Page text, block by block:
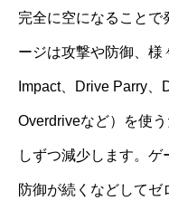
完全に空になること
ージは攻撃や防御、
Impact、Drive Parry、
Overdriveなど）を使
しずつ減少します。
防御が続くなどしてゼ